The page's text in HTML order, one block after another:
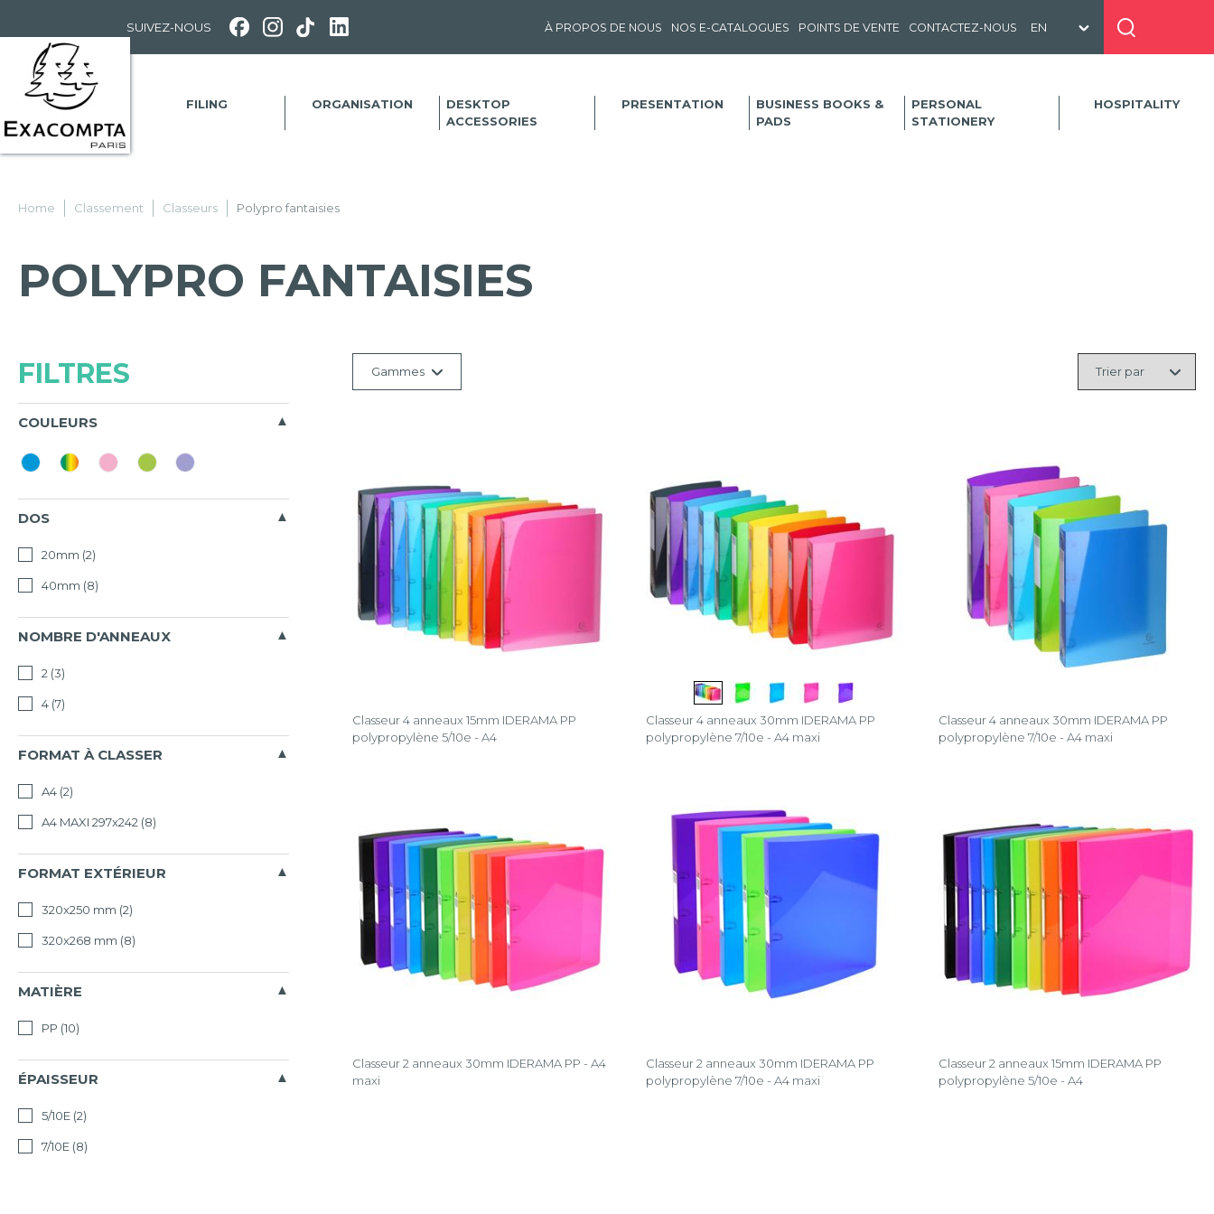
SUIVEZ-NOUS À PROPOS DE NOUS NOS E-CATALOGUES POINTS DE VENTE CONTACTEZ-NOUS
FILING ORGANISATION
DESKTOP
ACCESSORIES
PRESENTATION
BUSINESS BOOKS &
PADS
PERSONAL
STATIONERY
HOSPITALITY
Home Classement Classeurs Polypro fantaisies
POLYPRO FANTAISIES
FILTRES
COULEURS
DOS
20mm (2)
40mm (8)
NOMBRE D'ANNEAUX
2 (3)
4 (7)
FORMAT À CLASSER
A4 (2)
A4 MAXI 297x242 (8)
FORMAT EXTÉRIEUR
320x250 mm (2)
320x268 mm (8)
MATIÈRE
PP (10)
ÉPAISSEUR
5/10E (2)
7/10E (8)
Gammes
Effacer
la
sélection
Classeur 4 anneaux 15mm IDERAMA PP
polypropylène 5/10e - A4
Classeur 4 anneaux 30mm IDERAMA PP
polypropylène 7/10e - A4 maxi
Classeur 4 anneaux 30mm IDERAMA PP
polypropylène 7/10e - A4 maxi
Classeur 2 anneaux 30mm IDERAMA PP - A4
maxi
Classeur 2 anneaux 30mm IDERAMA PP
polypropylène 7/10e - A4 maxi
Classeur 2 anneaux 15mm IDERAMA PP
polypropylène 5/10e - A4